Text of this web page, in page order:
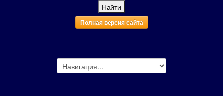
Полная версия сайта